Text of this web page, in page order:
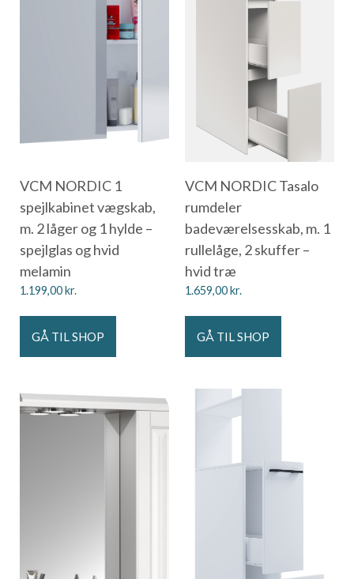
VCM NORDIC 1
spejlkabinet vægskab,
m. 2 låger og 1 hylde –
spejlglas og hvid
melamin
1.199,00kr.
GÅ TIL SHOP
VCM NORDIC Tasalo
rumdeler
badeværelsesskab, m. 1
rullelåge, 2 skuffer –
hvid træ
1.659,00kr.
GÅ TIL SHOP